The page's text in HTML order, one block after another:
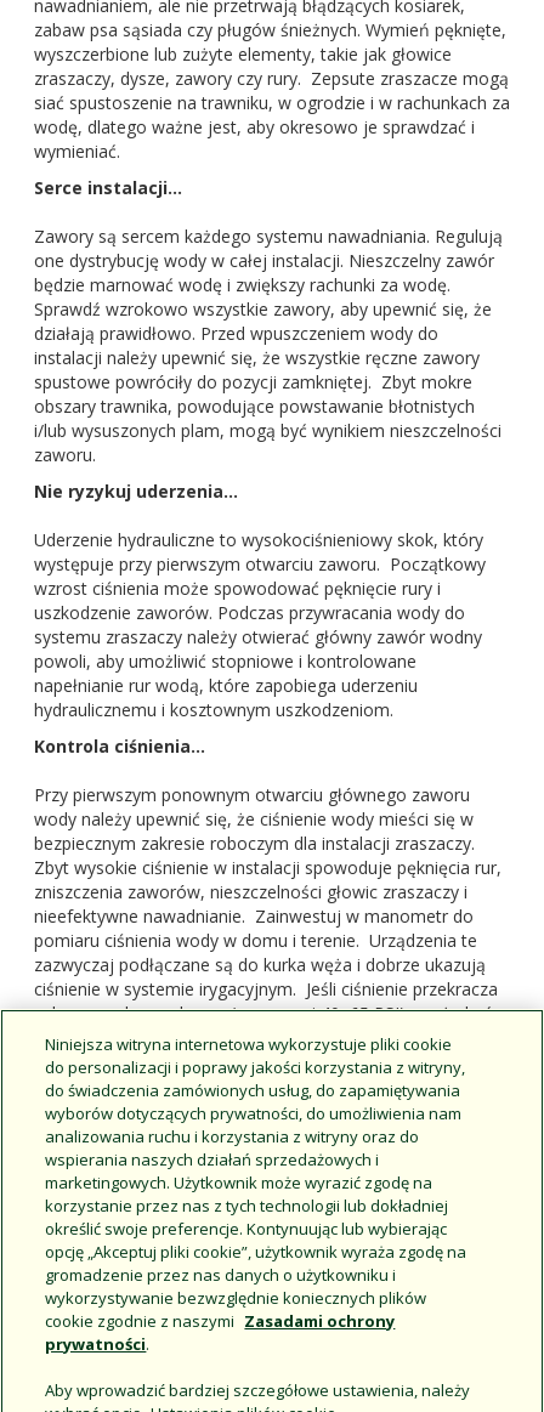
nawadnianiem, ale nie przetrwają błądzących kosiarek,
zabaw psa sąsiada czy pługów śnieżnych. Wymień pęknięte,
wyszczerbione lub zużyte elementy, takie jak głowice
zraszaczy, dysze, zawory czy rury. Zepsute zraszacze mogą
siać spustoszenie na trawniku, w ogrodzie i w rachunkach za
wodę, dlatego ważne jest, aby okresowo je sprawdzać i
wymieniać.
Serce instalacji…
Zawory są sercem każdego systemu nawadniania. Regulują
one dystrybucję wody w całej instalacji. Nieszczelny zawór
będzie marnować wodę i zwiększy rachunki za wodę.
Sprawdź wzrokowo wszystkie zawory, aby upewnić się, że
działają prawidłowo. Przed wpuszczeniem wody do
instalacji należy upewnić się, że wszystkie ręczne zawory
spustowe powróciły do pozycji zamkniętej. Zbyt mokre
obszary trawnika, powodujące powstawanie błotnistych
i/lub wysuszonych plam, mogą być wynikiem nieszczelności
zaworu.
Nie ryzykuj uderzenia…
Uderzenie hydrauliczne to wysokociśnieniowy skok, który
występuje przy pierwszym otwarciu zaworu. Początkowy
wzrost ciśnienia może spowodować pęknięcie rury i
uszkodzenie zaworów. Podczas przywracania wody do
systemu zraszaczy należy otwierać główny zawór wodny
powoli, aby umożliwić stopniowe i kontrolowane
napełnianie rur wodą, które zapobiega uderzeniu
hydraulicznemu i kosztownym uszkodzeniom.
Kontrola ciśnienia…
Przy pierwszym ponownym otwarciu głównego zaworu
wody należy upewnić się, że ciśnienie wody mieści się w
bezpiecznym zakresie roboczym dla instalacji zraszaczy.
Zbyt wysokie ciśnienie w instalacji spowoduje pęknięcia rur,
zniszczenia zaworów, nieszczelności głowic zraszaczy i
nieefektywne nawadnianie. Zainwestuj w manometr do
pomiaru ciśnienia wody w domu i terenie. Urządzenia te
zazwyczaj podłączane są do kurka węża i dobrze ukazują
ciśnienie w systemie irygacyjnym. Jeśli ciśnienie przekracza
zalecany zakres roboczy (zazwyczaj 40–65 PSI), może być
wymagane użycie regulatora ciśnienia. Zapobiegnie on
uszkodzeniom instalacji zraszaczy i innym niepożądanym
skutkom. Ciśnienie jest zbyt wysokie i powinno zostać
zmniejszone na przykład wtedy, kiedy woda mgławi z głowic
zraszaczy.
Dalej: Praca z wykonawcą prac
związanych z nawadnianiem
Column
Content
Niniejsza witryna internetowa wykorzystuje pliki cookie
do personalizacji i poprawy jakości korzystania z witryny,
do świadczenia zamówionych usług, do zapamiętywania
wyborów dotyczących prywatności, do umożliwienia nam
analizowania ruchu i korzystania z witryny oraz do
wspierania naszych działań sprzedażowych i
marketingowych. Użytkownik może wyrazić zgodę na
korzystanie przez nas z tych technologii lub dokładniej
określić swoje preferencje. Kontynuując lub wybierając
opcję „Akceptuj pliki cookie”, użytkownik wyraża zgodę na
gromadzenie przez nas danych o użytkowniku i
wykorzystywanie bezwzględnie koniecznych plików
cookie zgodnie z naszymi Zasadami ochrony
prywatności.
Aby wprowadzić bardziej szczegółowe ustawienia, należy